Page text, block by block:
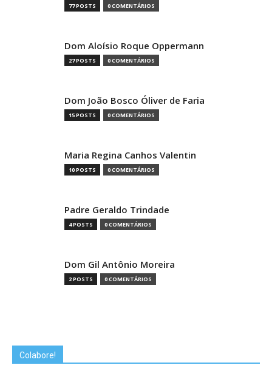
77 POSTS 0 COMENTÁRIOS
Dom Aloísio Roque Oppermann
27 POSTS 0 COMENTÁRIOS
Dom João Bosco Óliver de Faria
15 POSTS 0 COMENTÁRIOS
Maria Regina Canhos Valentin
10 POSTS 0 COMENTÁRIOS
Padre Geraldo Trindade
4 POSTS 0 COMENTÁRIOS
Dom Gil Antônio Moreira
2 POSTS 0 COMENTÁRIOS
Colabore!